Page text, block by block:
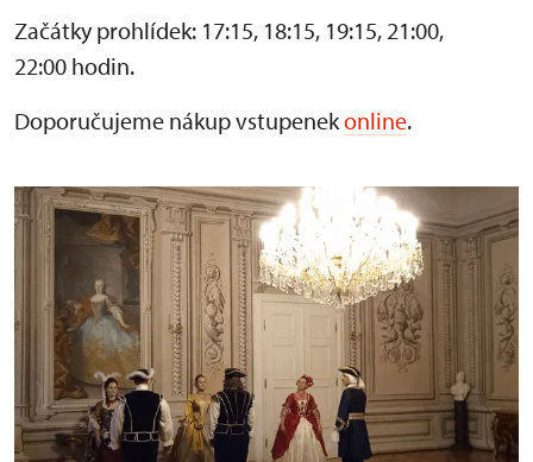
Začátky prohlídek: 17:15, 18:15, 19:15, 21:00,
22:00 hodin.
Doporučujeme nákup vstupenekonline.